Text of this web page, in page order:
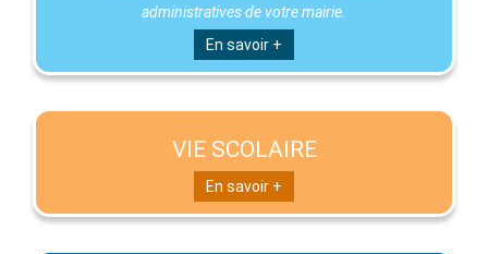
administratives de votre mairie.
En savoir +
VIE SCOLAIRE
En savoir +